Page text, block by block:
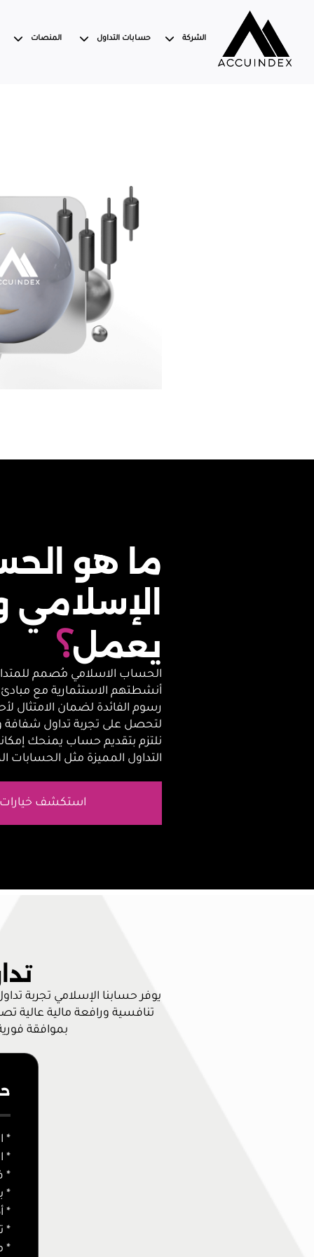
الشركة حسابات التداول المنصات
ما هو
يعمل⸮
الحساب الاسلامي مُصمم
أنشطتهم الاستثمارية مع
رسوم الفائدة لضمان الامتثال
لتحصل على تجربة تداول شفافة
نلتزم بتقديم حساب يمنحك
التداول المميزة مثل الحسابات
استكشف خيارات
يوفر حسابنا الإسلامي تجربة
بموافقة
*
*
*
*
*
*
*